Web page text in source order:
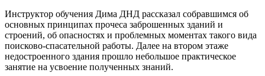
Инструктор обучения Дима ДНД рассказал собравшимся об
основных принципах прочеса заброшенных зданий и
строений, об опасностях и проблемных моментах такого вида
поисково-спасательной работы. Далее на втором этаже
недостроенного здания прошло небольшое практическое
занятие на усвоение полученных знаний.